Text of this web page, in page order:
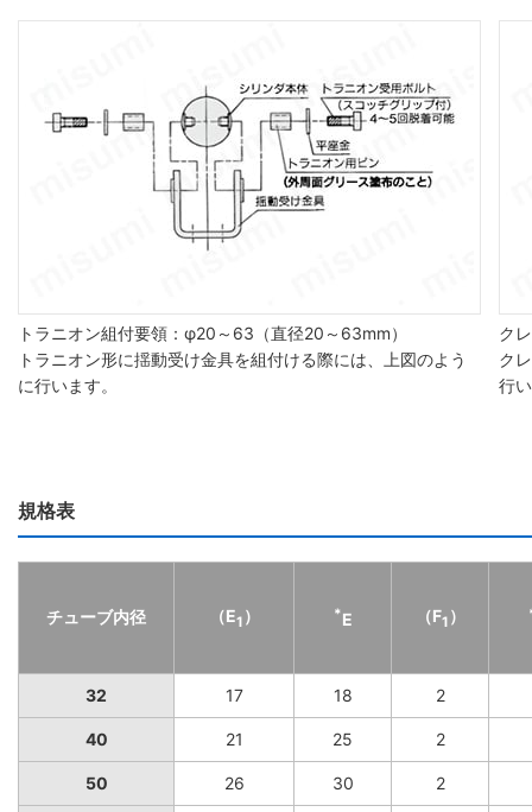
トラニオン組付要領：φ20～63（直径20～63mm）
トラニオン形に揺動受け金具を組付ける際には、上図のよう
に行います。
ク
ク
行
規格表
チューブ内径 （E1 ） *E （F1 ）
32 17 18 2
40 21 25 2
50 26 30 2